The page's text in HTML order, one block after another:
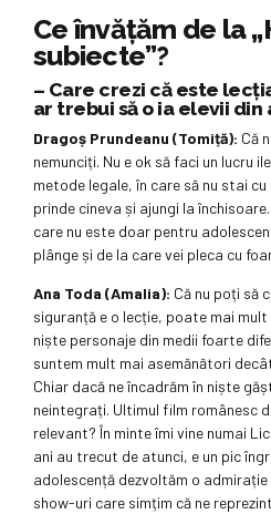
Ce învățăm de la
subiecte”?
– Care crezi că este
ar trebui să o ia elevii din
Dragoș Prundeanu (Tomiță): Că
nemunciți. Nu e ok să faci un lucru
metode legale, în care să nu stai
prinde cineva și ajungi la
care nu este doar pentru
plânge și de la care vei pleca cu
Ana Toda (Amalia): Că nu poți să
siguranță e o lecție, poate mai
niște personaje din medii foarte
suntem mult mai asemănători
Chiar dacă ne încadrăm în niște
neintegrați. Ultimul film românesc
relevant? În minte îmi vine numai
ani au trecut de atunci, e un pic
adolescență dezvoltăm o
show-uri care simțim că ne